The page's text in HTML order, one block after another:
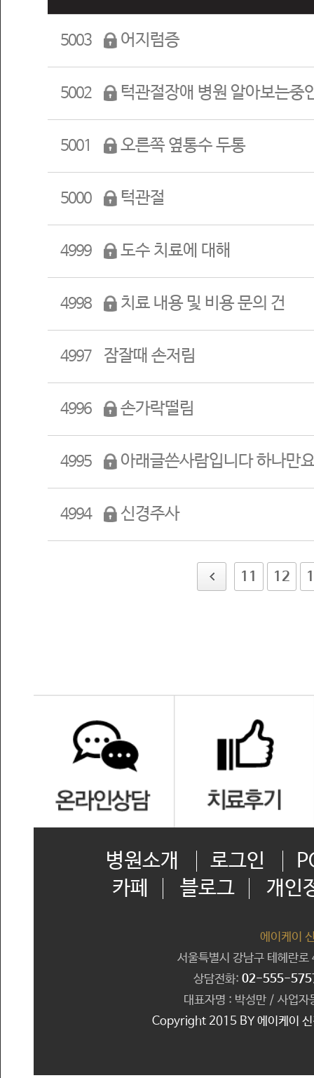
5003 어지럼증
5002 턱관절장애 병원 알아보는
5001 오른쪽 옆통수 두통
5000 턱관절
4999 도수 치료에 대해
4998 치료 내용 및 비용 문의 건
4997 잠잘때 손저림
4996 손가락떨림
4995 아래글쓴사람입니다 하나만
4994 신경주사
11 12
병원소개 로그인
카페
블로그 개인
에이케이
서울특별시 강남구 테헤란
상담전화: 02-555-
대표자명 : 박성만 / 사업
Copyright 2015 BY 에이케이